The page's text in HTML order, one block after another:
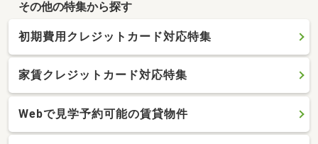
その他の特集から探す
初期費用クレジットカード対応特集
家賃クレジットカード対応特集
Webで見学予約可能の賃貸物件